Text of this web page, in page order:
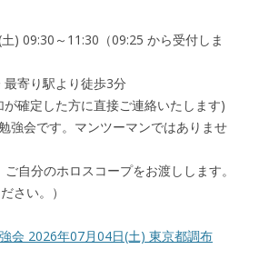
) 09:30～11:30（09:25 から受付しま
寄り駅より徒歩3分
確定した方に直接ご連絡いたします)
強会です。マンツーマンではありませ
自分のホロスコープをお渡しします。
さい。）
会 2026年07月04日(土) 東京都調布